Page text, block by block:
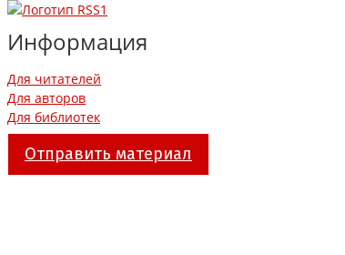
Информация
Для читателей
Для авторов
Для библиотек
Отправить материал